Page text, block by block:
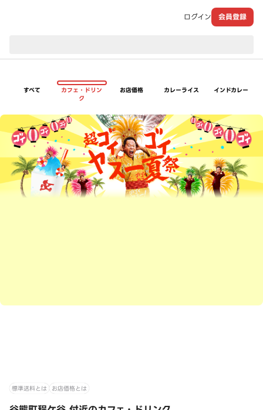
ログイン 会員登録
すべて
カフェ・ドリン
ク
お店価格 カレーライス インドカレー
超ゴイゴイヤスー夏祭
標準送料とは お店価格とは